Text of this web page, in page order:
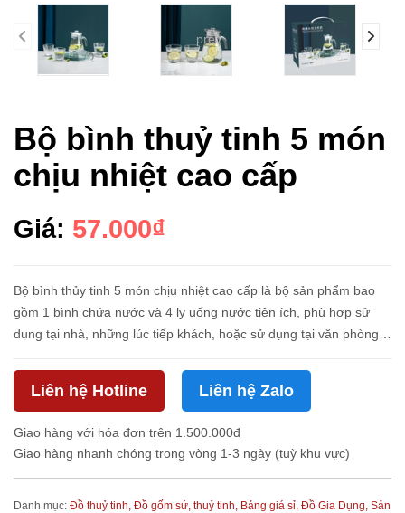
prev
Bộ bình thuỷ tinh 5 món
chịu nhiệt cao cấp
Giá: 57.000₫
Bộ bình thủy tinh 5 món chịu nhiệt cao cấp là bộ sản phẩm bao
gồm 1 bình chứa nước và 4 ly uống nước tiện ích, phù hợp sử
dụng tại nhà, những lúc tiếp khách, hoặc sử dụng tại văn phòng
Liên hệ Hotline Liên hệ Zalo
Giao hàng với hóa đơn trên 1.500.000đ
Giao hàng nhanh chóng trong vòng 1-3 ngày (tuỳ khu vực)
Danh mục: Đồ thuỷ tinh, Đồ gốm sứ, thuỷ tinh, Bảng giá sỉ, Đồ Gia Dụng, Sản